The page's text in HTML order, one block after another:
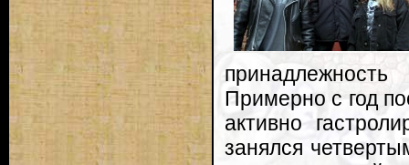
Примерно с год
активно
занялся